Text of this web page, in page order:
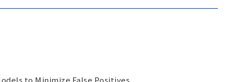
to Minimize False Positives